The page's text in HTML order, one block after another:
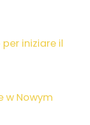
iniziare il
w Nowym